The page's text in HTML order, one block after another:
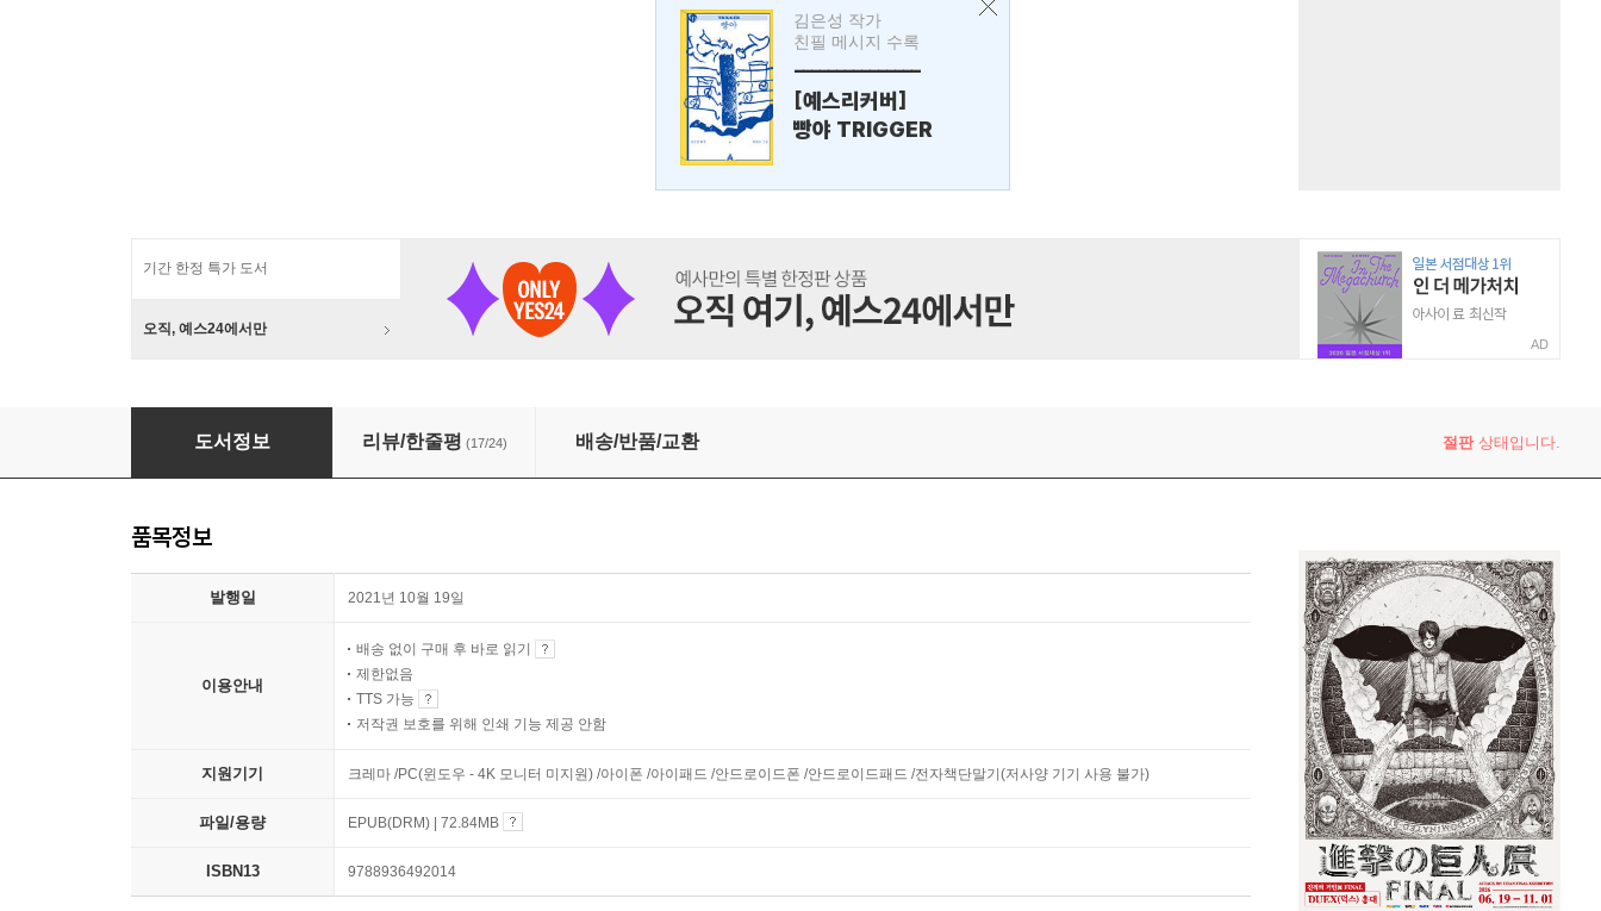
김은성 작가
친필 메시지 수록
---------------
[예스리커버]
빵야 TRIGGER
기간 한정 특가 도서
오직, 예스24에서만
AD
이만큼 가까이(개정판)
도서정보 리뷰/한줄평 (17/24) 배송/반품/교환 절판상태입니다.
품목정보
발행일 2021년 10월 19일
이용안내
배송 없이 구매 후 바로 읽기
제한없음
TTS 가능
저작권 보호를 위해 인쇄 기능 제공 안함
지원기기 크레마 /PC(윈도우 - 4K 모니터 미지원) /아이폰 /아이패드 /안드로이드폰 /안드로이드패드 /전자책단말기(저사양 기기 사용 불가)
파일/용량 EPUB(DRM) | 72.84MB
ISBN13 9788936492014